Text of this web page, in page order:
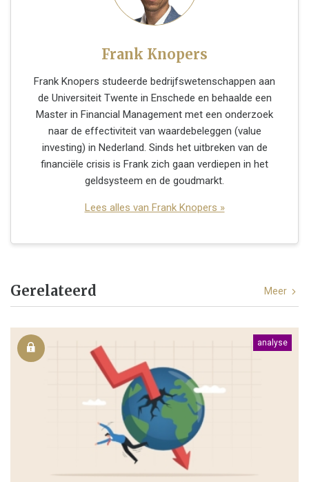
Frank Knopers
Frank Knopers studeerde bedrijfswetenschappen aan
de Universiteit Twente in Enschede en behaalde een
Master in Financial Management met een onderzoek
naar de effectiviteit van waardebeleggen (value
investing) in Nederland. Sinds het uitbreken van de
financiële crisis is Frank zich gaan verdiepen in het
geldsysteem en de goudmarkt.
Lees alles van Frank Knopers »
Gerelateerd Meer
analyse